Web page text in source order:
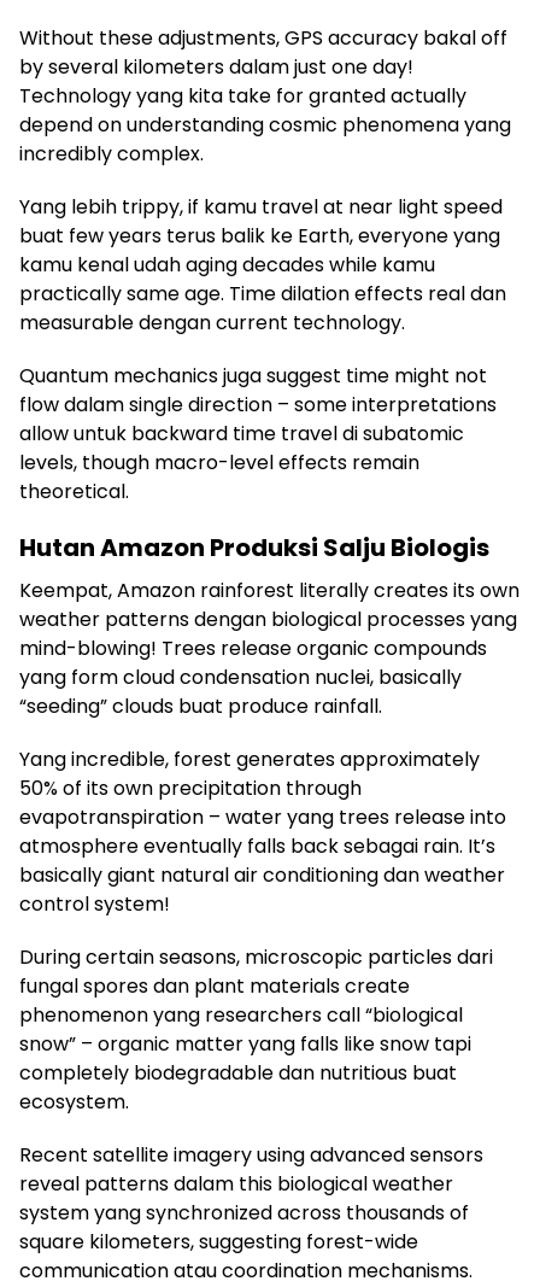
Without these adjustments, GPS accuracy bakal off
by several kilometers dalam just one day!
Technology yang kita take for granted actually
depend on understanding cosmic phenomena yang
incredibly complex.
Yang lebih trippy, if kamu travel at near light speed
buat few years terus balik ke Earth, everyone yang
kamu kenal udah aging decades while kamu
practically same age. Time dilation effects real dan
measurable dengan current technology.
Quantum mechanics juga suggest time might not
flow dalam single direction – some interpretations
allow untuk backward time travel di subatomic
levels, though macro-level effects remain
theoretical.
Hutan Amazon Produksi Salju Biologis
Keempat, Amazon rainforest literally creates its own
weather patterns dengan biological processes yang
mind-blowing! Trees release organic compounds
yang form cloud condensation nuclei, basically
“seeding” clouds buat produce rainfall.
Yang incredible, forest generates approximately
50% of its own precipitation through
evapotranspiration – water yang trees release into
atmosphere eventually falls back sebagai rain. It’s
basically giant natural air conditioning dan weather
control system!
During certain seasons, microscopic particles dari
fungal spores dan plant materials create
phenomenon yang researchers call “biological
snow” – organic matter yang falls like snow tapi
completely biodegradable dan nutritious buat
ecosystem.
Recent satellite imagery using advanced sensors
reveal patterns dalam this biological weather
system yang synchronized across thousands of
square kilometers, suggesting forest-wide
communication atau coordination mechanisms.